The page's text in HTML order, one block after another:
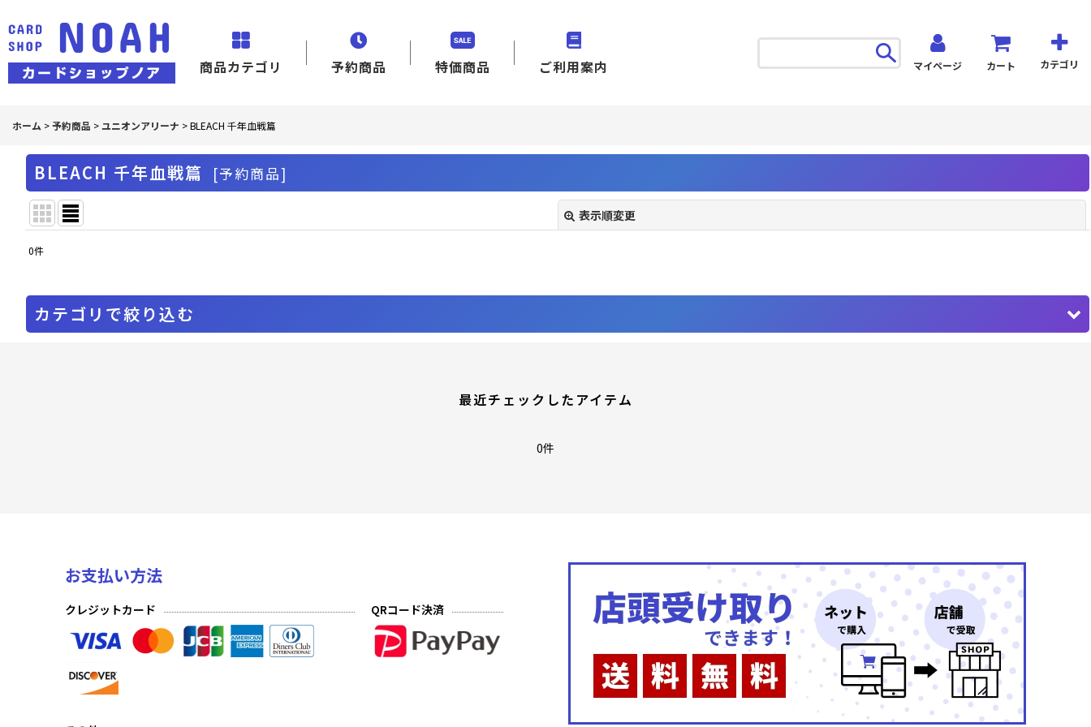
商品カテゴリ 予約商品 特価商品 ご利用案内 マイページ カート カテゴリ
ホーム >予約商品 >ユニオンアリーナ >BLEACH 千年血戦篇
BLEACH 千年血戦篇 [予約商品]
表示順変更
並び順:
0件
カテゴリで絞り込む
俺だけレベルアップな件
学園アイドルマスター Vol.2
魔都精兵のスレイブ
プレシャスブースターパック 勝利の女神：NIKKE
最近チェックしたアイテム
0件
お支払い方法
クレジットカード QRコード決済